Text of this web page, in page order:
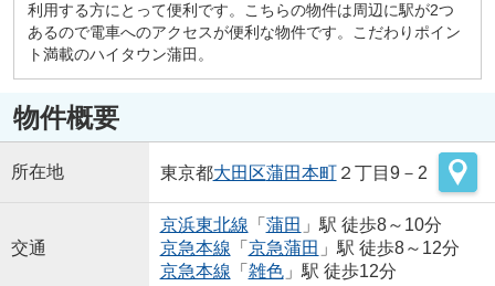
利用する方にとって便利です。こちらの物件は周辺に駅が2つ
あるので電車へのアクセスが便利な物件です。こだわりポイン
ト満載のハイタウン蒲田。
物件概要
所在地 東京都大田区蒲田本町２丁目9－2
交通
京浜東北線 「 蒲田 」駅 徒歩8～10分
京急本線 「 京急蒲田 」駅 徒歩8～12分
京急本線 「 雑色」駅 徒歩12分